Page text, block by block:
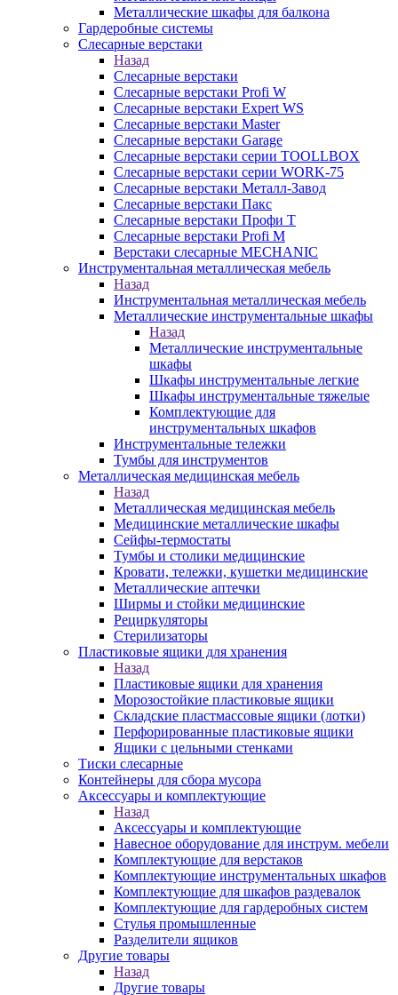
Металлические шкафы для балкона
Гардеробные системы
Слесарные верстаки
Назад
Слесарные верстаки
Слесарные верстаки Profi W
Слесарные верстаки Expert WS
Слесарные верстаки Master
Слесарные верстаки Garage
Слесарные верстаки серии TOOLLBOX
Слесарные верстаки серии WORK-75
Слесарные верстаки Металл-Завод
Слесарные верстаки Пакс
Слесарные верстаки Профи Т
Слесарные верстаки Profi M
Верстаки слесарные MECHANIC
Инструментальная металлическая мебель
Назад
Инструментальная металлическая мебель
Металлические инструментальные шкафы
Назад
Металлические инструментальные
шкафы
Шкафы инструментальные легкие
Шкафы инструментальные тяжелые
Комплектующие для
инструментальных шкафов
Инструментальные тележки
Тумбы для инструментов
Металлическая медицинская мебель
Назад
Металлическая медицинская мебель
Медицинские металлические шкафы
Сейфы-термостаты
Тумбы и столики медицинские
Кровати, тележки, кушетки медицинские
Металлические аптечки
Ширмы и стойки медицинские
Рециркуляторы
Стерилизаторы
Пластиковые ящики для хранения
Назад
Пластиковые ящики для хранения
Морозостойкие пластиковые ящики
Складские пластмассовые ящики (лотки)
Перфорированные пластиковые ящики
Ящики с цельными стенками
Тиски слесарные
Контейнеры для сбора мусора
Аксессуары и комплектующие
Назад
Аксессуары и комплектующие
Навесное оборудование для инструм. мебели
Комплектующие для верстаков
Комплектующие инструментальных шкафов
Комплектующие для шкафов раздевалок
Комплектующие для гардеробных систем
Стулья промышленные
Разделители ящиков
Другие товары
Назад
Другие товары